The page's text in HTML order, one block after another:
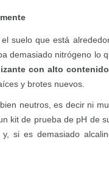
suelo que está
demasiado nitrógeno lo
con alto
y brotes nuevos.
neutros, es decir ni
kit de prueba de pH de
si es demasiado